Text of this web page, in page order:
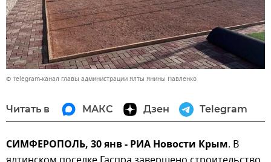
© Telegram-канал главы администрации Ялты Янины Павленко
Читать в МАКС Дзен Telegram
СИМФЕРОПОЛЬ, 30 янв - РИА Новости Крым. В